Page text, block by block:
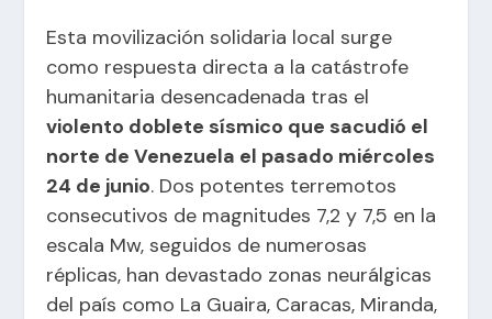
Esta movilización solidaria local surge
como respuesta directa a la catástrofe
humanitaria desencadenada tras el
violento doblete sísmico que sacudió el
norte de Venezuela el pasado miércoles
24 de junio. Dos potentes terremotos
consecutivos de magnitudes 7,2 y 7,5 en la
escala Mw, seguidos de numerosas
réplicas, han devastado zonas neurálgicas
del país como La Guaira, Caracas, Miranda,